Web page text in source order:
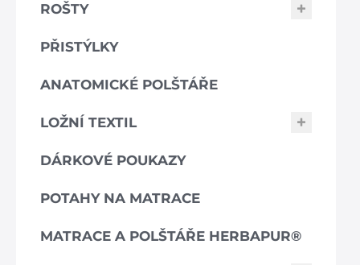
ROŠTY
PŘISTÝLKY
ANATOMICKÉ POLŠTÁŘE
LOŽNÍ TEXTIL
DÁRKOVÉ POUKAZY
POTAHY NA MATRACE
MATRACE A POLŠTÁŘE HERBAPUR®